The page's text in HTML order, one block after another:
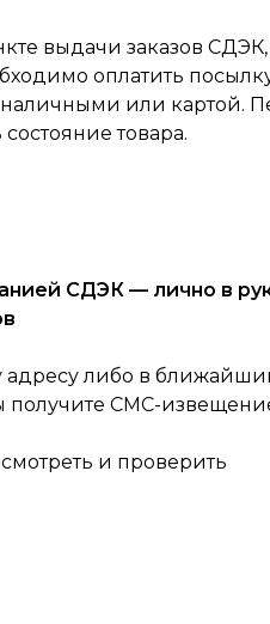
выдачи заказов СДЭК,
оплатить
или картой.
товара.
СДЭК — лично в
адресу либо в
получите СМС-
и проверить